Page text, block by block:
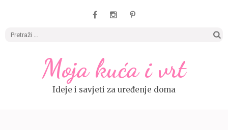
Moja kuća i vrt
Ideje i savjeti za uređenje doma